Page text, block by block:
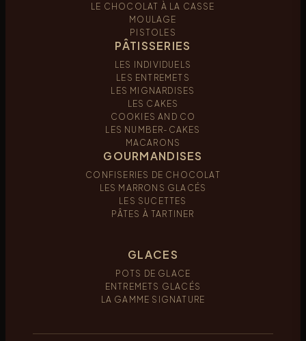
LE CHOCOLAT À LA CASSE
MOULAGE
PISTOLES
PÂTISSERIES
LES INDIVIDUELS
LES ENTREMETS
LES MIGNARDISES
LES CAKES
COOKIES AND CO
LES NUMBER-CAKES
MACARONS
GOURMANDISES
CONFISERIES DE CHOCOLAT
LES MARRONS GLACÉS
LES SUCETTES
PÂTES À TARTINER
GLACES
POTS DE GLACE
ENTREMETS GLACÉS
LA GAMME SIGNATURE